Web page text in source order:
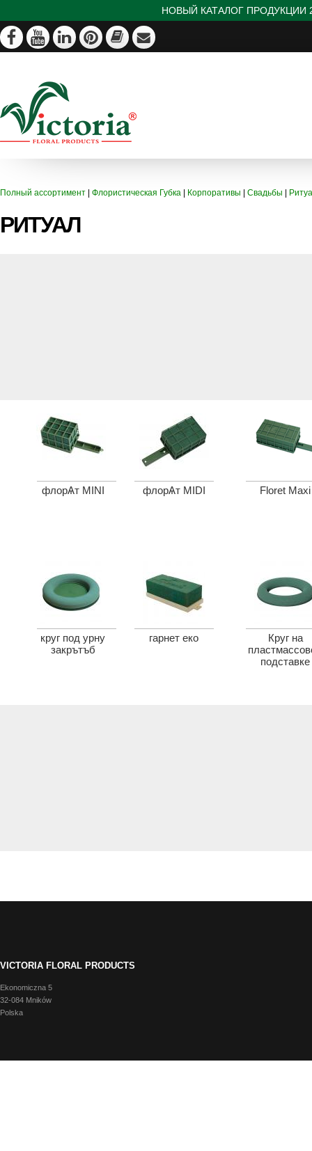
НОВЫЙ КАТАЛОГ ПРОДУКЦИИ
Полный ассортимент Флористическая Губка Корпоративы Свадьбы
РИТУАЛ
флорѦт MINI флорѦт MIDI Floret Maxi
круг под урну
закрътъб
гарнет еко
Круг на
подставке
VICTORIA FLORAL PRODUCTS
Ekonomiczna 5
32-084 Mników
Polska